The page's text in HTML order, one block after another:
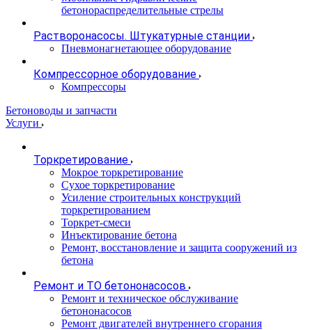
бетонораспределительные стрелы
Растворонасосы. Штукатурные станции
Пневмонагнетающее оборудование
Компрессорное оборудование
Компрессоры
Бетоноводы и запчасти
Услуги
Торкретирование
Мокрое торкретирование
Сухое торкретирование
Усиление строительных конструкций
торкретированием
Торкрет-смеси
Инъектирование бетона
Ремонт, восстановление и защита сооружений из
бетона
Ремонт и ТО бетононасосов
Ремонт и техническое обслуживание
бетононасосов
Ремонт двигателей внутреннего сгорания